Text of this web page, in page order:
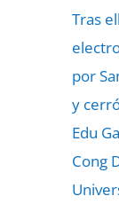
Tras
por
y
Edu
Cong